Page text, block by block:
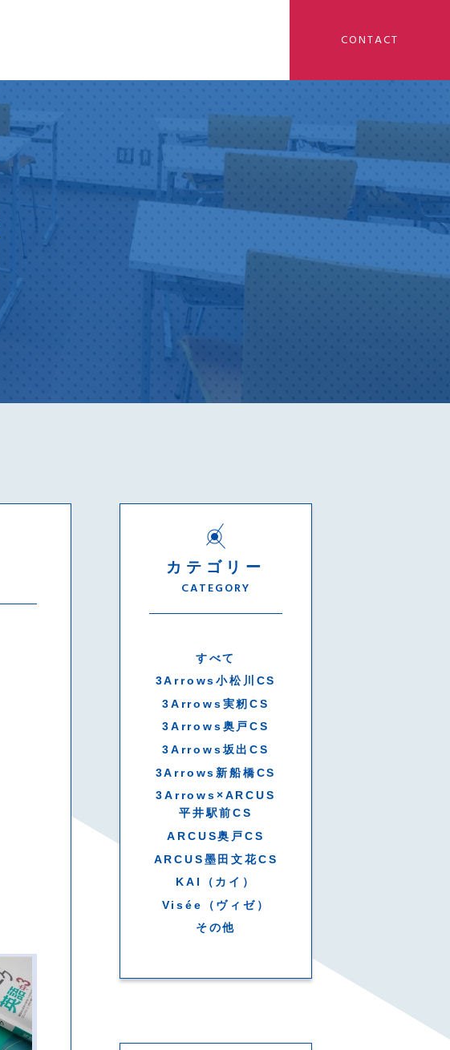
CONTACT
カテゴリー
CATEGORY
すべて
3Arrows小松川CS
3Arrows実籾CS
3Arrows奥戸CS
3Arrows坂出CS
3Arrows新船橋CS
3Arrows×ARCUS
平井駅前CS
ARCUS奥戸CS
ARCUS墨田文花CS
KAI（カイ）
Visée（ヴィゼ）
その他